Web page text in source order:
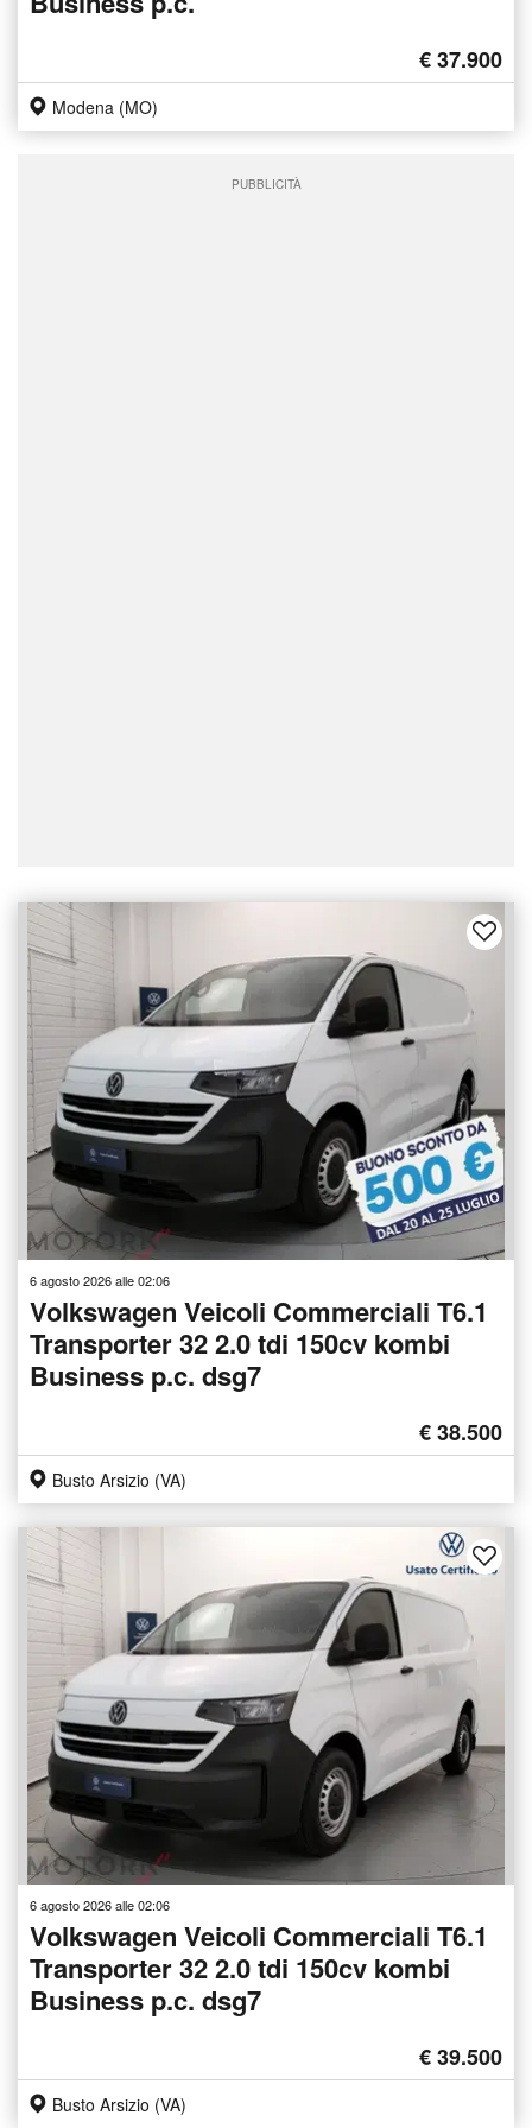
€ 37.900
Modena (MO)
PUBBLICITÀ
6 agosto 2026 alle 02:06
Volkswagen Veicoli Commerciali T6.1
Transporter 32 2.0 tdi 150cv kombi
Business p.c. dsg7
€ 38.500
Busto Arsizio (VA)
6 agosto 2026 alle 02:06
Volkswagen Veicoli Commerciali T6.1
Transporter 32 2.0 tdi 150cv kombi
Business p.c. dsg7
€ 39.500
Busto Arsizio (VA)